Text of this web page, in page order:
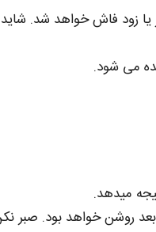
زود فاش خواهد شد. شاید
می‌ شود.
میدهد.
روشن خواهد بود. صبر